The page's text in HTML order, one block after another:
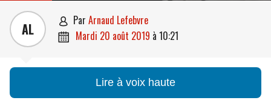
AL  par Arnaud Lefebvre
 mardi 20 août 2019 à 10:21
Lire à voix haute